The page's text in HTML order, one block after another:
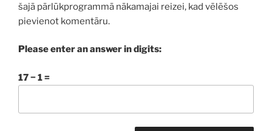
šajā pārlūkprogrammā nākamajai reizei, kad vēlēšos
pievienot komentāru.
Please enter an answer in digits:
17 − 1 =